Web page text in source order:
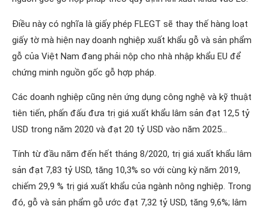
Điều này có nghĩa là giấy phép FLEGT sẽ thay thế hàng loạt
giấy tờ mà hiện nay doanh nghiệp xuất khẩu gỗ và sản phẩm
gỗ của Việt Nam đang phải nộp cho nhà nhập khẩu EU để
chứng minh nguồn gốc gỗ hợp pháp.
Các doanh nghiệp cũng nên ứng dụng công nghệ và kỹ thuật
tiên tiến, phấn đấu đưa trị giá xuất khẩu lâm sản đạt 12,5 tỷ
USD trong năm 2020 và đạt 20 tỷ USD vào năm 2025…
Tính từ đầu năm đến hết tháng 8/2020, trị giá xuất khẩu lâm
sản đạt 7,83 tỷ USD, tăng 10,3% so với cùng kỳ năm 2019,
chiếm 29,9 % trị giá xuất khẩu của ngành nông nghiệp. Trong
đó, gỗ và sản phẩm gỗ ước đạt 7,32 tỷ USD, tăng 9,6%; lâm